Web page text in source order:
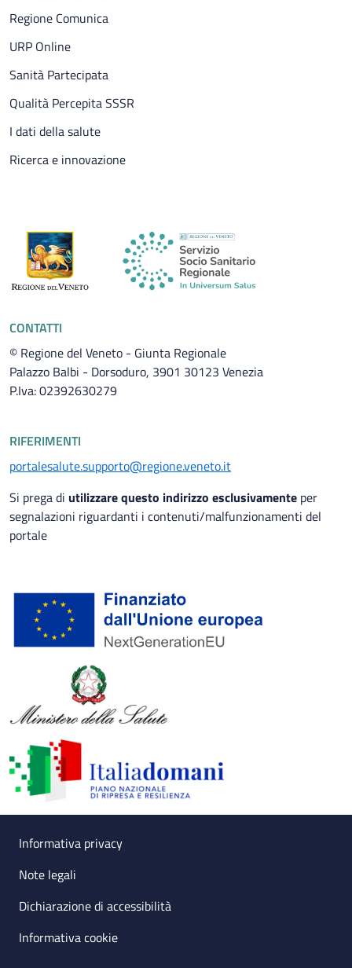
Regione Comunica
URP Online
Sanità Partecipata
Qualità Percepita SSSR
I dati della salute
Ricerca e innovazione
CONTATTI
© Regione del Veneto - Giunta Regionale
Palazzo Balbi - Dorsoduro, 3901 30123 Venezia
P.Iva: 02392630279
RIFERIMENTI
portalesalute.supporto@regione.veneto.it
Si prega di utilizzare questo indirizzo esclusivamente per
segnalazioni riguardanti i contenuti/malfunzionamenti del
portale
Small prints
Useful links section
Informativa privacy
Note legali
Dichiarazione di accessibilità
Informativa cookie